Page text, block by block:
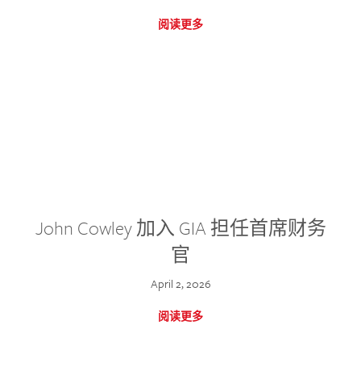
阅读更多
John Cowley 加入 GIA 担任首席财务
官
April 2, 2026
阅读更多